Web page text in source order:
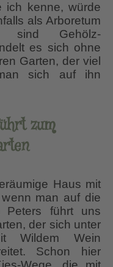
ich kenne, würde
als Arboretum
sind Gehölz-
es sich ohne
Garten, der viel
sich auf ihn
zum
Haus mit
man auf die
Peters führt uns
der sich unter
Wildem Wein
Schon hier